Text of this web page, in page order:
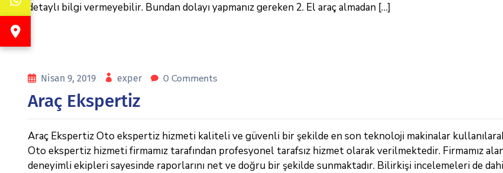
detaylı bilgi vermeyebilir. Bundan dolayı yapmanız gereken 2. El araç almadan […]
Nisan 9, 2019 exper 0 Comments
Araç Ekspertiz
Araç Ekspertiz Oto ekspertiz hizmeti kaliteli ve güvenli bir şekilde en son teknoloji makinalar
Oto ekspertiz hizmeti firmamız tarafından profesyonel tarafsız hizmet olarak verilmektedir. Firmamız
deneyimli ekipleri sayesinde raporlarını net ve doğru bir şekilde sunmaktadır. Bilirkişi incelemeleri de